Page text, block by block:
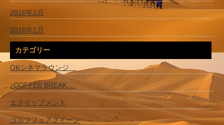
2016年2月
2016年1月
カテゴリー
OKシネマラウンジ
♪COFFEE BREAK
エクイップメント
ゴルフフェアクイーン